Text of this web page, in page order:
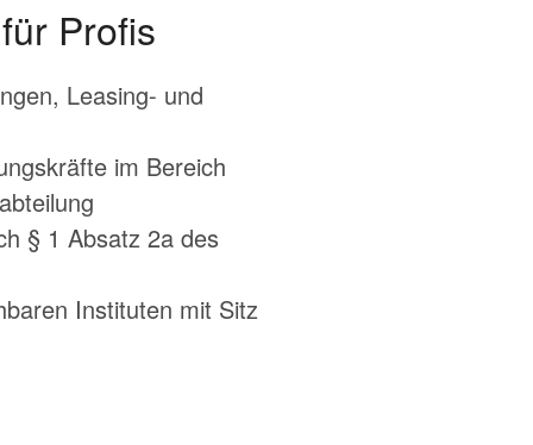
Profis
Leasing- und
im Bereich
§ 1 Absatz 2a des
Instituten mit Sitz